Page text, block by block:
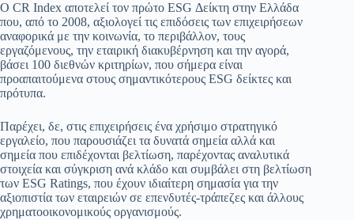
Ο CR Index αποτελεί τον πρώτο ESG Δείκτη στην Ελλάδα
που, από το 2008, αξιολογεί τις επιδόσεις των επιχειρήσεων
αναφορικά με την κοινωνία, το περιβάλλον, τους
εργαζόμενους, την εταιρική διακυβέρνηση και την αγορά,
βάσει 100 διεθνών κριτηρίων, που σήμερα είναι
προαπαιτούμενα στους σημαντικότερους ESG δείκτες και
πρότυπα.
Παρέχει, δε, στις επιχειρήσεις ένα χρήσιμο στρατηγικό
εργαλείο, που παρουσιάζει τα δυνατά σημεία αλλά και
σημεία που επιδέχονται βελτίωση, παρέχοντας αναλυτικά
στοιχεία και σύγκριση ανά κλάδο και συμβάλει στη βελτίωση
των ESG Ratings, που έχουν ιδιαίτερη σημασία για την
αξιοπιστία των εταιρειών σε επενδυτές-τράπεζες και άλλους
χρηματοοικονομικούς οργανισμούς.